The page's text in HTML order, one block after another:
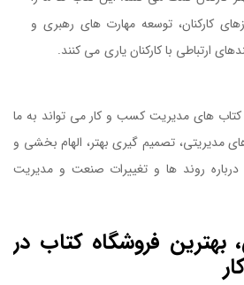
کارکنان، توسعه مهارت های رهبری و
ارتباطی با کارکنان یاری می کنند.
کتاب های مدیریت کسب و کار می تواند به ما
مدیریتی، تصمیم گیری بهتر، الهام بخشی و
درباره روند ها و تغییرات صنعت و مدیریت
بهترین فروشگاه کتاب در
کتاب تغییر کنید وگرنه